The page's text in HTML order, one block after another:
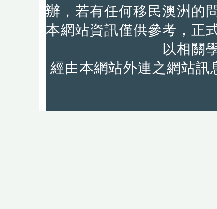
辦，若有任何移民澳洲的
本網站資訊僅供參考，正
以相關
經由本網站外連之網站訊